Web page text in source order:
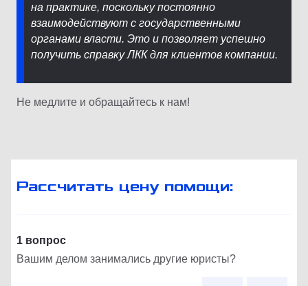
на практике, поскольку постоянно
взаимодействуют с государственными
органами власти. Это и позволяет успешно
получить справку ЛКК для клиентов компании.
Не медлите и обращайтесь к нам!
Рассчитать цену помощи:
1 вопрос
Вашим делом занимались другие юристы?